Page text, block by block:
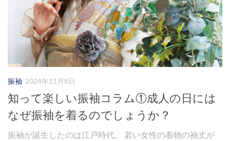
振袖 2024年11月8日
知って楽しい振袖コラム①成人の日には
なぜ振袖を着るのでしょうか？
振袖が誕生したのは江戸時代。 若い女性の着物の袖丈が